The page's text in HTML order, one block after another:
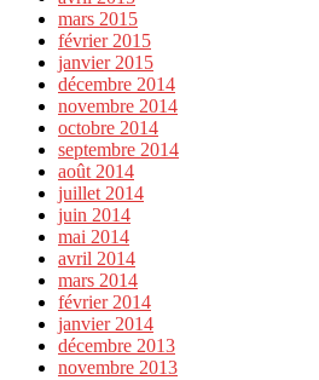
mars 2015
février 2015
janvier 2015
décembre 2014
novembre 2014
octobre 2014
septembre 2014
août 2014
juillet 2014
juin 2014
mai 2014
avril 2014
mars 2014
février 2014
janvier 2014
décembre 2013
novembre 2013